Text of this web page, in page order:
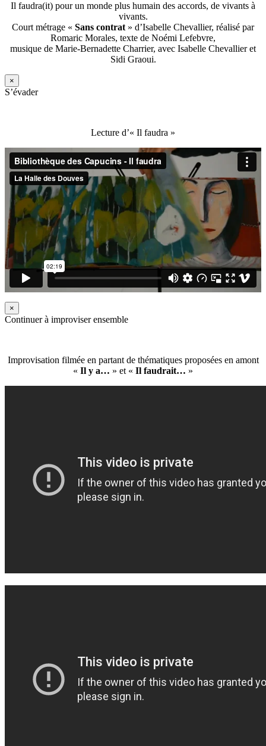
Il faudra(it) pour un monde plus humain des accords, de vivants à
vivants.
Court métrage « Sans contrat » d’Isabelle Chevallier, réalisé par
Romaric Morales, texte de Noémi Lefebvre,
musique de Marie-Bernadette Charrier, avec Isabelle Chevallier et
Sidi Graoui.
×
S’évader
Lecture d’« Il faudra »
×
Continuer à improviser ensemble
Improvisation filmée en partant de thématiques proposées en amont
« Il y a… » et « Il faudrait… »